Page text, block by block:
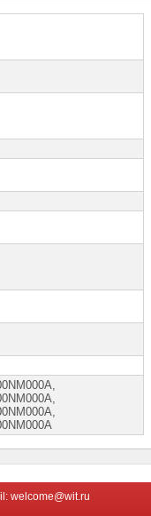
welcome@wit.ru